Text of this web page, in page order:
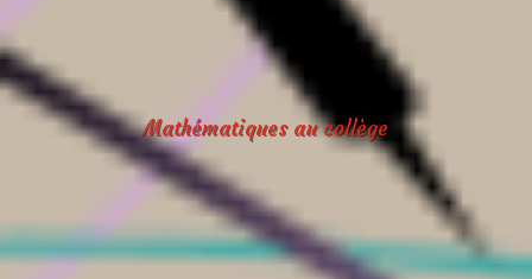
Mathématiques au collège